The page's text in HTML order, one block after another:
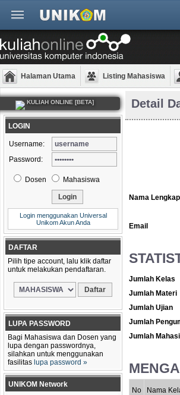
Halaman Utama Listing Mahasiswa
KULIAH ONLINE [BETA]
LOGIN
Username:
Password:
Dosen Mahasiswa
Login menggunakan Universal
Unikom Akun Anda
DAFTAR
Pilih tipe account, lalu klik daftar
untuk melakukan pendaftaran.
LUPA PASSWORD
Bagi Mahasiswa dan Dosen yang
lupa dengan passwordnya,
silahkan untuk menggunakan
fasilitas lupa password »
UNIKOM Network
Detail
Nama Lengkap
Email
Jumlah Kelas
Jumlah Materi
Jumlah Ujian
Jumlah
Jumlah
No Nama